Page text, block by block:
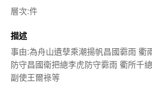
層次:件
描述
事由:為舟山遺孽乘潮揚帆昌國霩雨 衢
防守昌國衛把總李虎防守霩雨 衢所千
副使王爾祿等